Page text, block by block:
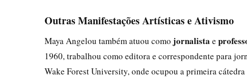
Outras Manifestações Artísticas e Ativismo
Maya Angelou também atuou como jornalista e
1960, trabalhou como editora e correspondente para
Wake Forest University, onde ocupou a primeira